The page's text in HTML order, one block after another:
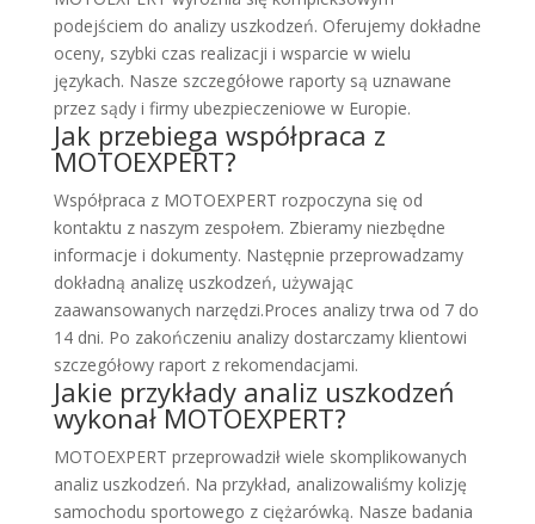
podejściem do analizy uszkodzeń. Oferujemy dokładne
oceny, szybki czas realizacji i wsparcie w wielu
językach. Nasze szczegółowe raporty są uznawane
przez sądy i firmy ubezpieczeniowe w Europie.
Jak przebiega współpraca z
MOTOEXPERT?
Współpraca z MOTOEXPERT rozpoczyna się od
kontaktu z naszym zespołem. Zbieramy niezbędne
informacje i dokumenty. Następnie przeprowadzamy
dokładną analizę uszkodzeń, używając
zaawansowanych narzędzi.Proces analizy trwa od 7 do
14 dni. Po zakończeniu analizy dostarczamy klientowi
szczegółowy raport z rekomendacjami.
Jakie przykłady analiz uszkodzeń
wykonał MOTOEXPERT?
MOTOEXPERT przeprowadził wiele skomplikowanych
analiz uszkodzeń. Na przykład, analizowaliśmy kolizję
samochodu sportowego z ciężarówką. Nasze badania